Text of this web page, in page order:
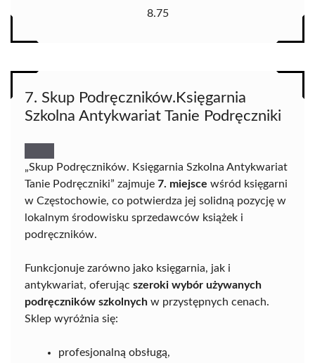
8.75
7. Skup Podręczników.Księgarnia
Szkolna Antykwariat Tanie Podręczniki
„Skup Podręczników. Księgarnia Szkolna Antykwariat
Tanie Podręczniki” zajmuje 7. miejsce wśród księgarni
w Częstochowie, co potwierdza jej solidną pozycję w
lokalnym środowisku sprzedawców książek i
podręczników.
Funkcjonuje zarówno jako księgarnia, jak i
antykwariat, oferując szeroki wybór używanych
podręczników szkolnych w przystępnych cenach.
Sklep wyróżnia się:
profesjonalną obsługą,